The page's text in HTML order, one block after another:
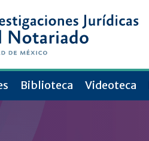
Biblioteca Videoteca